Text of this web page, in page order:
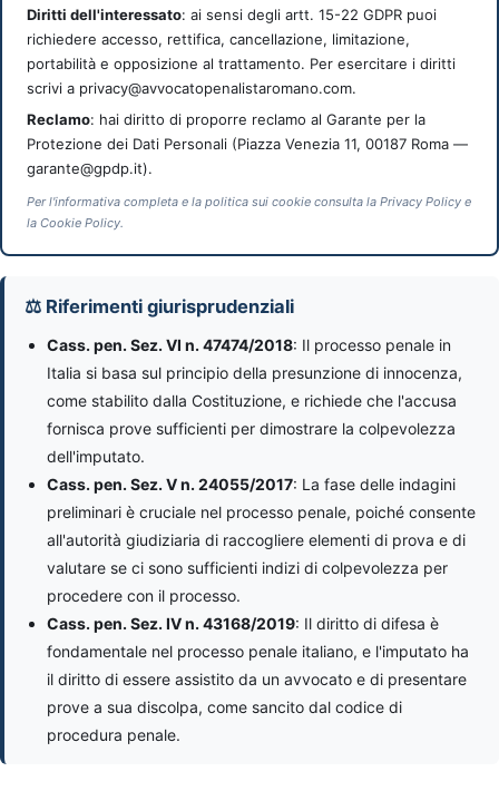
Diritti dell'interessato: ai sensi degli artt. 15-22 GDPR puoi
richiedere accesso, rettifica, cancellazione, limitazione,
portabilità e opposizione al trattamento. Per esercitare i diritti
scrivi a privacy@avvocatopenalistaromano.com.
Reclamo: hai diritto di proporre reclamo al Garante per la
Protezione dei Dati Personali (Piazza Venezia 11, 00187 Roma —
garante@gpdp.it).
Per l'informativa completa e la politica sui cookie consulta la Privacy Policy e
la Cookie Policy.
⚖ Riferimenti giurisprudenziali
Cass. pen. Sez. VI n. 47474/2018: Il processo penale in
Italia si basa sul principio della presunzione di innocenza,
come stabilito dalla Costituzione, e richiede che l'accusa
fornisca prove sufficienti per dimostrare la colpevolezza
dell'imputato.
Cass. pen. Sez. V n. 24055/2017: La fase delle indagini
preliminari è cruciale nel processo penale, poiché consente
all'autorità giudiziaria di raccogliere elementi di prova e di
valutare se ci sono sufficienti indizi di colpevolezza per
procedere con il processo.
Cass. pen. Sez. IV n. 43168/2019: Il diritto di difesa è
fondamentale nel processo penale italiano, e l'imputato ha
il diritto di essere assistito da un avvocato e di presentare
prove a sua discolpa, come sancito dal codice di
procedura penale.